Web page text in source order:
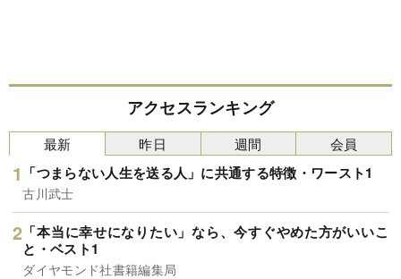
アクセスランキング
最新
「つまらない人生を送る人」に共通する特徴・ワースト1
古川武士
「本当に幸せになりたい」なら、今すぐやめた方がいいこ
と・ベスト1
ダイヤモンド社書籍編集局
昨日 週間 会員